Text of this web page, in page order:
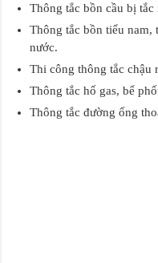
Thông tắc bồn cầu bị tắc
Thông tắc bồn tiểu nam,
nước.
Thi công thông tắc chậu
Thông tắc hố gas, bể
Thông tắc đường ống